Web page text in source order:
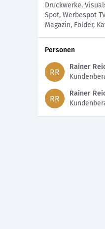
Druckwerke,
Spot, Werbespot
Magazin, Folder,
Personen
RR
Rainer
RR
Rainer